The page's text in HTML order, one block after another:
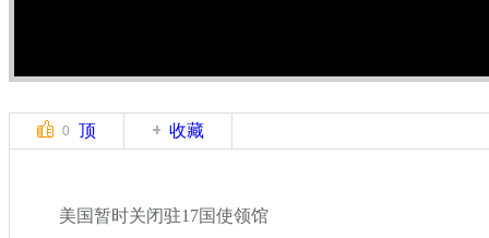
0 顶 收藏
美国暂时关闭驻17国使领馆